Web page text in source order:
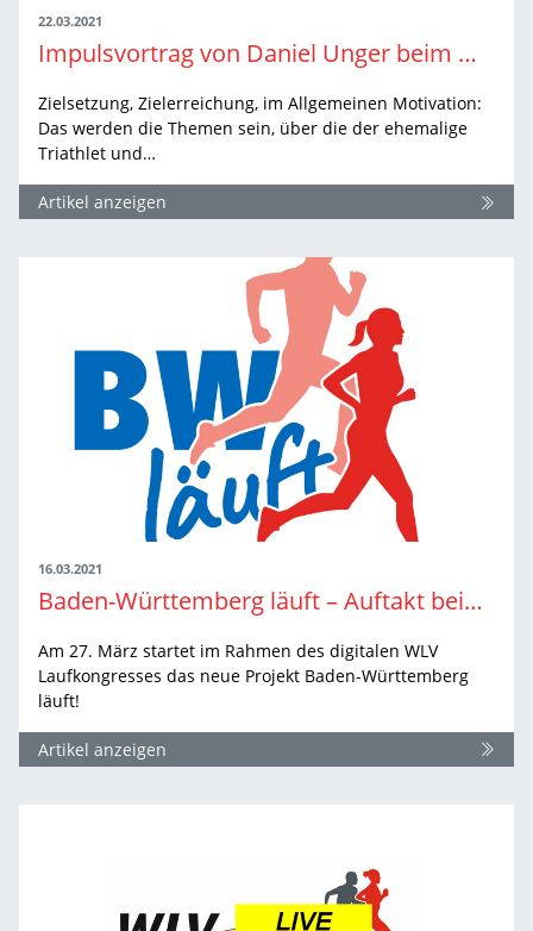
22.03.2021
Impulsvortrag von Daniel Unger beim WLV Laufkongress
Zielsetzung, Zielerreichung, im Allgemeinen Motivation:
Das werden die Themen sein, über die der ehemalige
Triathlet und…
Artikel anzeigen
16.03.2021
Baden-Württemberg läuft – Auftakt beim digitalen WLV Laufkongress 2021
Am 27. März startet im Rahmen des digitalen WLV
Laufkongresses das neue Projekt Baden-Württemberg
läuft!
Artikel anzeigen